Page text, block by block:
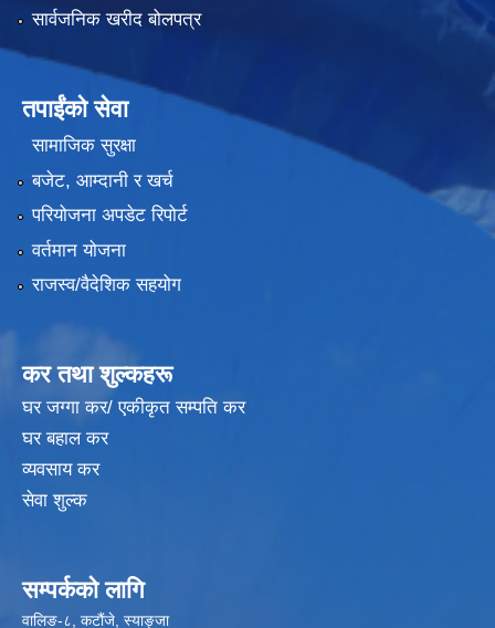
सार्वजनिक खरीद बोलपत्र
तपाईंको सेवा
सामाजिक सुरक्षा
बजेट, आम्दानी र खर्च
परियोजना अपडेट रिपोर्ट
वर्तमान योजना
राजस्व/वैदेशिक सहयोग
कर तथा शुल्कहरू
घर जग्गा कर/ एकीकृत सम्पति कर
घर बहाल कर
व्यवसाय कर
सेवा शुल्क
सम्पर्कको लागि
वालिङ-८, कटौंजे, स्याङ्जा